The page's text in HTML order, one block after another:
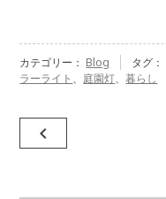
カテゴリー： Blog タグ：
ラーライト 、 庭園灯、暮らし
投
稿
navigate_before